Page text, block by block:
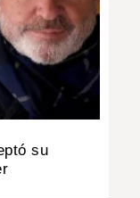
su